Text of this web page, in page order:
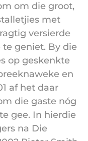
om die groot,
met
versierde
te geniet. By die
op geskenkte
en
af het daar
die gaste nóg
gee. In hierdie
na Die